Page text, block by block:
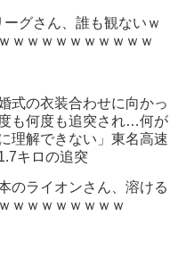
ーグさん、誰も観ないｗ
ｗｗｗｗｗｗｗｗｗｗ
式の衣装合わせに向かっ
も何度も追突され…何が
理解できない」東名高速
キロの追突
のライオンさん、溶ける
ｗｗｗｗｗｗｗｗ